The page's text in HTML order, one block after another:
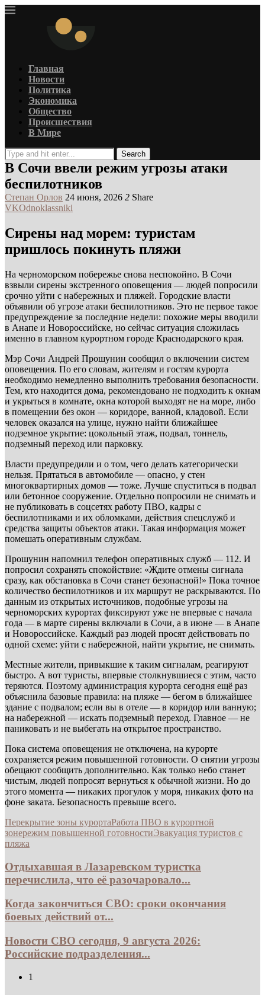
Главная
Новости
Политика
Экономика
Общество
Происшествия
В Мире
Search
В Сочи ввели режим угрозы атаки
беспилотников
Степан Орлов 24 июня, 2026 2 Share
VKOdnoklassniki
Сирены над морем: туристам
пришлось покинуть пляжи
На черноморском побережье снова неспокойно. В Сочи
взвыли сирены экстренного оповещения — людей попросили
срочно уйти с набережных и пляжей. Городские власти
объявили об угрозе атаки беспилотников. Это не первое такое
предупреждение за последние недели: похожие меры вводили
в Анапе и Новороссийске, но сейчас ситуация сложилась
именно в главном курортном городе Краснодарского края.
Мэр Сочи Андрей Прошунин сообщил о включении систем
оповещения. По его словам, жителям и гостям курорта
необходимо немедленно выполнить требования безопасности.
Тем, кто находится дома, рекомендовано не подходить к окнам
и укрыться в комнате, окна которой выходят не на море, либо
в помещении без окон — коридоре, ванной, кладовой. Если
человек оказался на улице, нужно найти ближайшее
подземное укрытие: цокольный этаж, подвал, тоннель,
подземный переход или парковку.
Власти предупредили и о том, чего делать категорически
нельзя. Прятаться в автомобиле — опасно, у стен
многоквартирных домов — тоже. Лучше спуститься в подвал
или бетонное сооружение. Отдельно попросили не снимать и
не публиковать в соцсетях работу ПВО, кадры с
беспилотниками и их обломками, действия спецслужб и
средства защиты объектов атаки. Такая информация может
помешать оперативным службам.
Прошунин напомнил телефон оперативных служб — 112. И
попросил сохранять спокойствие: «Ждите отмены сигнала
сразу, как обстановка в Сочи станет безопасной!» Пока точное
количество беспилотников и их маршрут не раскрываются. По
данным из открытых источников, подобные угрозы на
черноморских курортах фиксируют уже не впервые с начала
года — в марте сирены включали в Сочи, а в июне — в Анапе
и Новороссийске. Каждый раз людей просят действовать по
одной схеме: уйти с набережной, найти укрытие, не снимать.
Местные жители, привыкшие к таким сигналам, реагируют
быстро. А вот туристы, впервые столкнувшиеся с этим, часто
теряются. Поэтому администрация курорта сегодня ещё раз
объяснила базовые правила: на пляже — бегом в ближайшее
здание с подвалом; если вы в отеле — в коридор или ванную;
на набережной — искать подземный переход. Главное — не
паниковать и не выбегать на открытое пространство.
Пока система оповещения не отключена, на курорте
сохраняется режим повышенной готовности. О снятии угрозы
обещают сообщить дополнительно. Как только небо станет
чистым, людей попросят вернуться к обычной жизни. Но до
этого момента — никаких прогулок у моря, никаких фото на
фоне заката. Безопасность превыше всего.
Перекрытие зоны курортаРабота ПВО в курортной
зонережим повышенной готовностиЭвакуация туристов с
пляжа
Отдыхавшая в Лазаревском туристка
перечислила, что её разочаровало...
Когда закончиться СВО: сроки окончания
боевых действий от...
Новости СВО сегодня, 9 августа 2026:
Российские подразделения...
1